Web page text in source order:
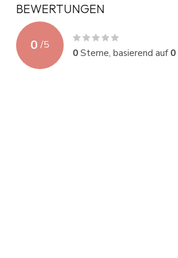
BEWERTUNGEN
0 /5
0Sterne, basierend auf0